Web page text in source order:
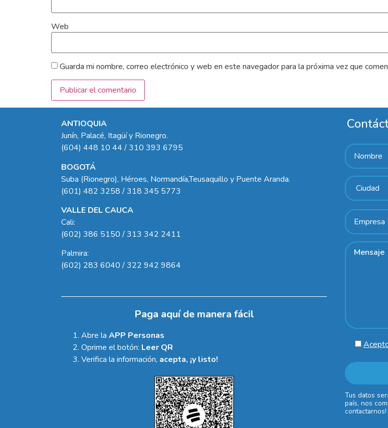
Web
Guarda mi nombre, correo electrónico y web en este navegador para la próxima vez que
ANTIOQUIA
Junín, Palacé, Itagüí y Rionegro.
(604) 448 10 44 / 310 393 6795
BOGOTÁ
Suba (Rionegro), Héroes, Normandía,Teusaquillo y Puente Aranda.
(601) 482 3258 / 318 345 5773
VALLE DEL CAUCA
Cali:
(602) 386 5150 / 313 342 2411
Palmira:
(602) 283 6040 / 322 942 9864
Paga aquí de manera fácil
Abre la APP Personas
Oprime el botón: Leer QR
Verifica la información, acepta, ¡y listo!
Tus datos
país, nos
contactarnos!